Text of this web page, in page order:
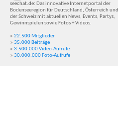
seechat.de: Das innovative Internetportal der
Bodenseeregion für Deutschland, Österreich und
der Schweiz mit aktuellen News, Events, Partys,
Gewinnspielen sowie Fotos + Videos.
» 22.500 Mitglieder
» 35.000 Beiträge
» 3.500.000 Video-Aufrufe
» 30.000.000 Foto-Aufrufe